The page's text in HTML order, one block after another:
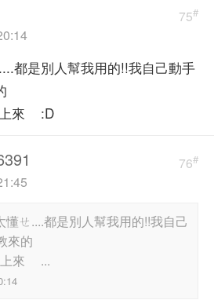
75#
都是別人幫我用的!!我自己動手
上來 :D
76#
ㄝ....都是別人幫我用的!!我自己
來的
上來 ...